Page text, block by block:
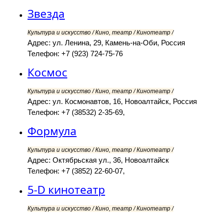
Звезда
Культура и искусство / Кино, театр / Кинотеатр /
Адрес: ул. Ленина, 29, Камень-на-Оби, Россия
Телефон: +7 (923) 724-75-76
Космос
Культура и искусство / Кино, театр / Кинотеатр /
Адрес: ул. Космонавтов, 16, Новоалтайск, Россия
Телефон: +7 (38532) 2-35-69,
Формула
Культура и искусство / Кино, театр / Кинотеатр /
Адрес: Октябрьская ул., 36, Новоалтайск
Телефон: +7 (3852) 22-60-07,
5-D кинотеатр
Культура и искусство / Кино, театр / Кинотеатр /